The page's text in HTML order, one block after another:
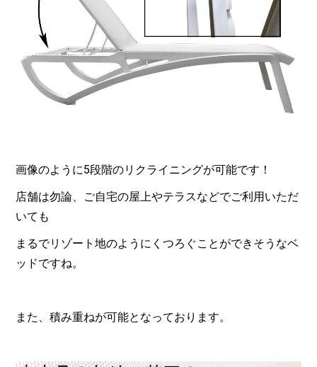
画像のように5段階のリクライニングが可能です！
店舗は勿論、ご自宅の屋上やテラスなどでご利用いただ
いても
まるでリゾート地のようにくつろぐことができそうなベ
ッドですね。
また、積み重ねが可能となっております。